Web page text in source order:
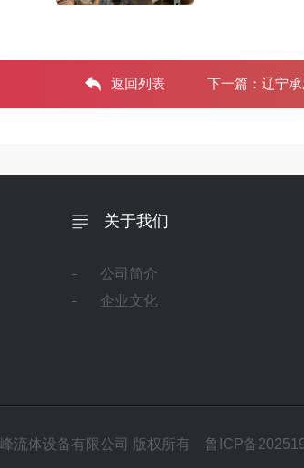
返回列表 下一篇： 辽宁承
关于我们
公司简介
企业文化
流体设备有限公司 版权所有 鲁ICP备